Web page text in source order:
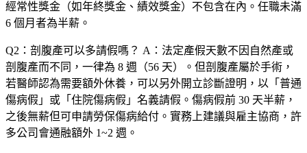
經常性獎金（如年終獎金、績效獎金）不包含在內。任職未滿
6 個月者為半薪。
Q2：剖腹產可以多請假嗎？ A：法定產假天數不因自然產或
剖腹產而不同，一律為 8 週（56 天）
。但剖腹產屬於手術，
若醫師認為需要額外休養，可以另外開立診斷證明，以「普通
傷病假」或「住院傷病假」名義請假。傷病假前 30 天半薪，
之後無薪但可申請勞保傷病給付。實務上建議與雇主協商，許
多公司會通融額外 1~2 週。